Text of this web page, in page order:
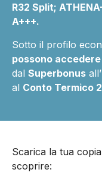
R32 Split;
A+++.
Sotto il profilo
possono
dal Superbonus all’
al Conto Termico
Scarica la tua
scoprire: